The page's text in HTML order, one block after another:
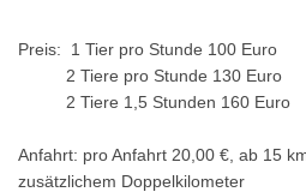
Preis: 1 Tier pro Stunde 100 Euro
2 Tiere pro Stunde 130 Euro
2 Tiere 1,5 Stunden 160 Euro
Anfahrt: pro Anfahrt 20,00 €, ab 15
zusätzlichem Doppelkilometer